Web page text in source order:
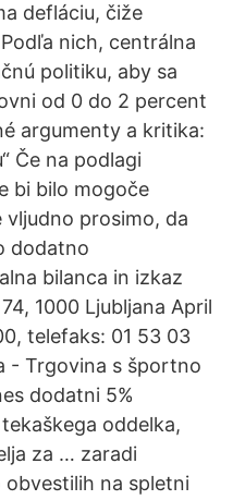
defláciu, čiže
nich, centrálna
politiku, aby sa
od 0 do 2 percent
argumenty a kritika:
Če na podlagi
bi bilo mogoče
prosimo, da
dodatno
bilanca in izkaz
1000 Ljubljana April
telefaks: 01 53 03
- Trgovina s športno
dodatni 5%
oddelka,
za … zaradi
na spletni